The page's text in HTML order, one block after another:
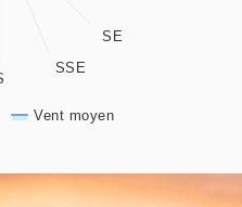
Vent moyen
SE
SSE